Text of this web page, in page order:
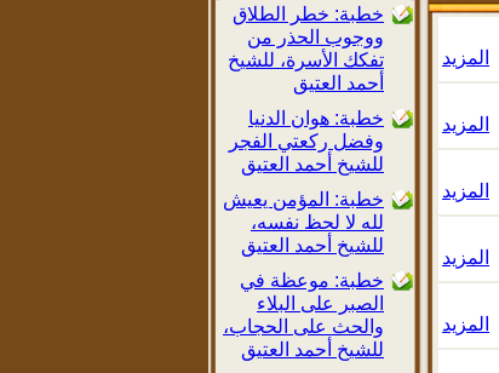
خطبة: خطر الطلاق
ووجوب الحذر من
تفكك الأسرة، للشيخ
أحمد العتيق
خطبة: هوان الدنيا
وفضل ركعتي الفجر
للشيخ أحمد العتيق
خطبة: المؤمن يعيش
لله لا لحظ نفسه،
للشيخ أحمد العتيق
خطبة: موعظة في
الصبر على البلاء
والحث على الحجاب،
للشيخ أحمد العتيق
المزيد
المزيد
المزيد
المزيد
المزيد